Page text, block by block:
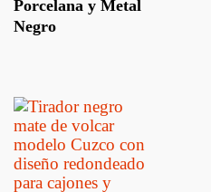
Porcelana y Metal
Negro